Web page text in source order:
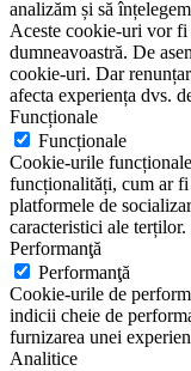
analizăm și să
Aceste cookie-uri vor fi
dumneavoastră. De
cookie-uri. Dar
afecta experiența dvs.
Funcționale
Funcționale
Cookie-urile
funcționalități, cum ar
platformele de
caracteristici ale terților.
Performanţă
Performanţă
Cookie-urile de
indicii cheie de
furnizarea unei
Analitice